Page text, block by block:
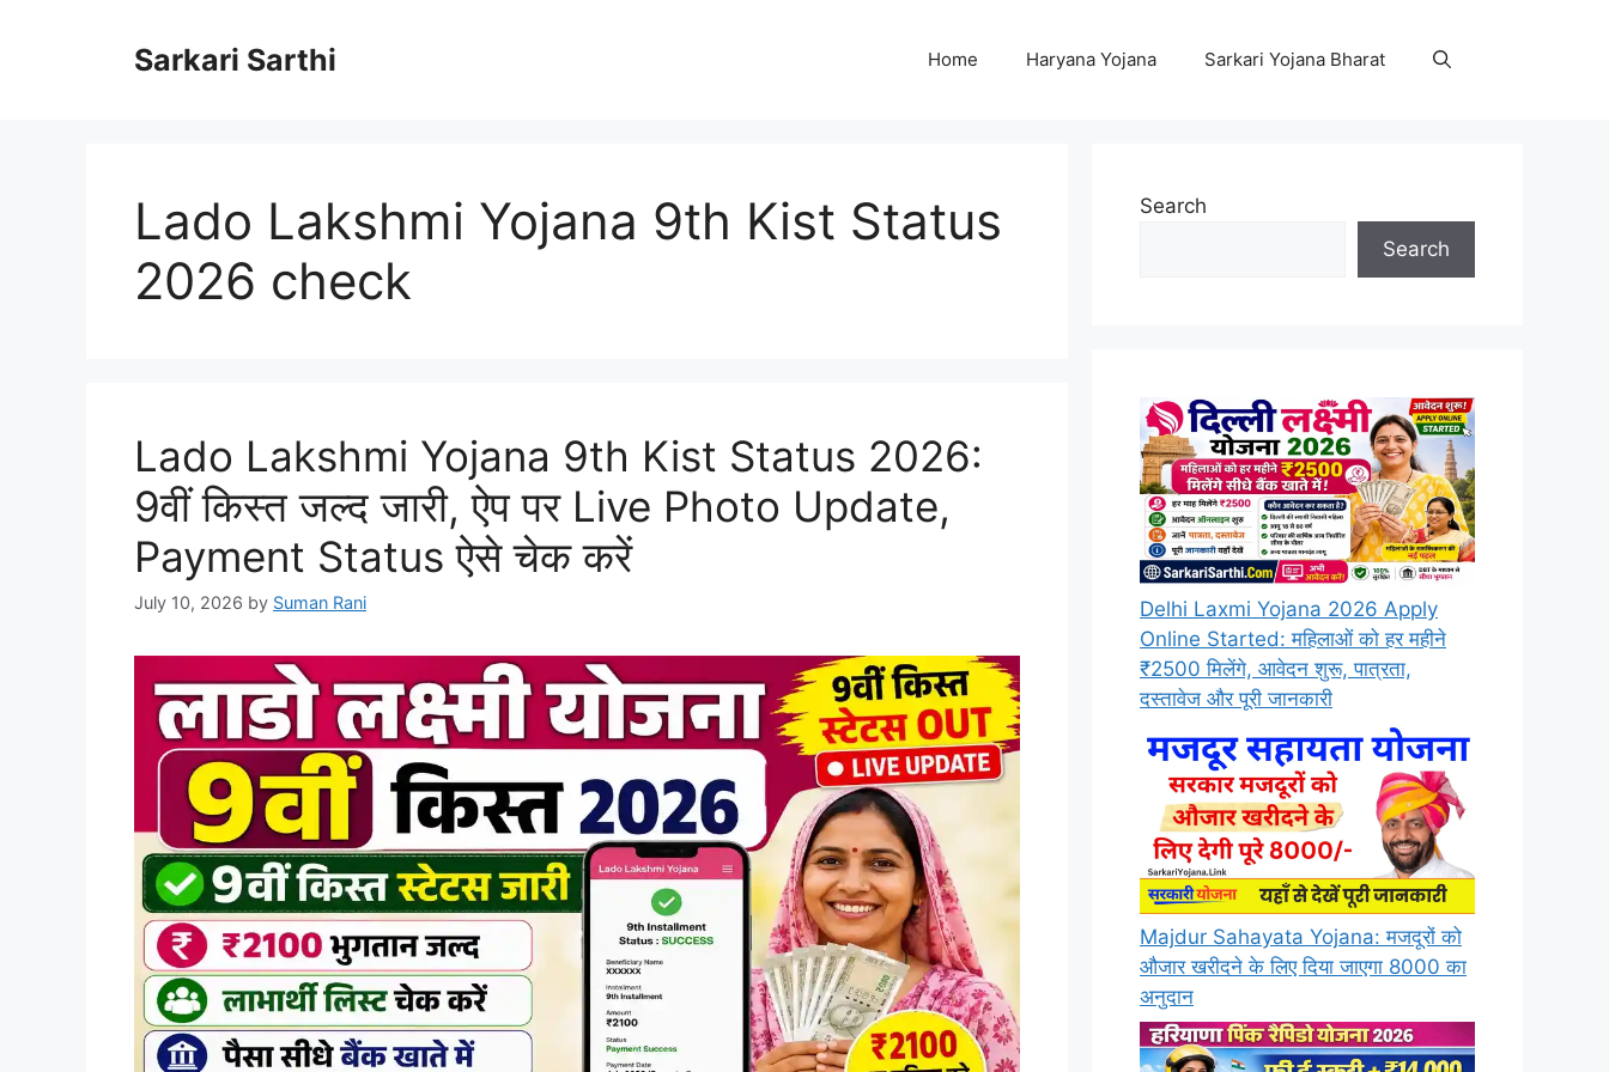
Sarkari Sarthi Home Haryana Yojana Sarkari Yojana Bharat
Lado Lakshmi Yojana 9th Kist Status
2026 check
Lado Lakshmi Yojana 9th Kist Status 2026:
9वीं किस्त जल्द जारी, ऐप पर Live Photo Update,
Payment Status ऐसे चेक करें
July 10, 2026 by Suman Rani
Search
Search
Delhi Laxmi Yojana 2026 Apply
Online Started: महिलाओं को हर महीने
₹2500 मिलेंगे, आवेदन शुरू, पात्रता,
दस्तावेज और पूरी जानकारी
Majdur Sahayata Yojana: मजदूरों को
औजार खरीदने के लिए दिया जाएगा 8000 का
अनुदान